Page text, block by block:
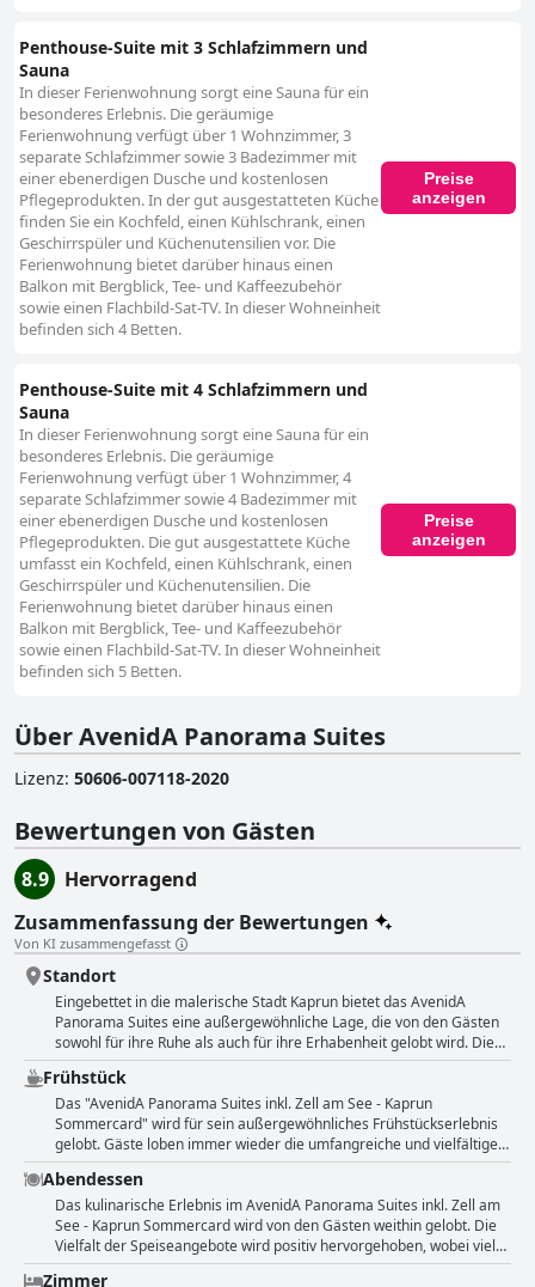
Penthouse-Suite mit 3 Schlafzimmern und
Sauna
In dieser Ferienwohnung sorgt eine Sauna für ein
besonderes Erlebnis. Die geräumige
Ferienwohnung verfügt über 1 Wohnzimmer, 3
separate Schlafzimmer sowie 3 Badezimmer mit
einer ebenerdigen Dusche und kostenlosen
Pflegeprodukten. In der gut ausgestatteten Küche
finden Sie ein Kochfeld, einen Kühlschrank, einen
Geschirrspüler und Küchenutensilien vor. Die
Ferienwohnung bietet darüber hinaus einen
Balkon mit Bergblick, Tee- und Kaffeezubehör
sowie einen Flachbild-Sat-TV. In dieser Wohneinheit
befinden sich 4 Betten.
Preise
anzeigen
Penthouse-Suite mit 4 Schlafzimmern und
Sauna
In dieser Ferienwohnung sorgt eine Sauna für ein
besonderes Erlebnis. Die geräumige
Ferienwohnung verfügt über 1 Wohnzimmer, 4
separate Schlafzimmer sowie 4 Badezimmer mit
einer ebenerdigen Dusche und kostenlosen
Pflegeprodukten. Die gut ausgestattete Küche
umfasst ein Kochfeld, einen Kühlschrank, einen
Geschirrspüler und Küchenutensilien. Die
Ferienwohnung bietet darüber hinaus einen
Balkon mit Bergblick, Tee- und Kaffeezubehör
sowie einen Flachbild-Sat-TV. In dieser Wohneinheit
befinden sich 5 Betten.
Preise
anzeigen
Über AvenidA Panorama Suites
Lizenz: 50606-007118-2020
Bewertungen von Gästen
8.9
Hervorragend
Zusammenfassung der Bewertungen
Von KI zusammengefasst
Standort
Eingebettet in die malerische Stadt Kaprun bietet das AvenidA
Panorama Suites eine außergewöhnliche Lage, die von den Gästen
sowohl für ihre Ruhe als auch für ihre Erhabenheit gelobt wird. Die
Lage des Hotels bietet einen atemberaubenden Blick auf die
Kitzsteinhorn-Gipfel und eine ruhige Umgebung, die perfekt für
einen entspannenden Urlaub ist. Das Hotel liegt etwas außerhalb
des belebten Touristenzentrums von Zell am See und bietet eine
friedliche Flucht und bleibt gleichzeitig in der Nähe der wichtigsten
Attraktionen und Annehmlichkeiten. Die Gäste loben die Nähe des
Hotels zum Kapruner Fluss, zu lokalen Lebensmittelgeschäften und
einer Reihe arabischer Restaurants und Geschäfte, die alle bequem
zu Fuß erreichbar sind. Bemerkenswert ist, dass die Lage ein
ausgezeichneter Ausgangspunkt für Skiabenteuer ist, mit bequemen
Shuttle-Services zu den Pisten und einem nahegelegenen Skilift. Die
Frühstück
Das "AvenidA Panorama Suites inkl. Zell am See - Kaprun
Sommercard" wird für sein außergewöhnliches Frühstückserlebnis
gelobt. Gäste loben immer wieder die umfangreiche und vielfältige
Auswahl und heben die Frische, den köstlichen Geschmack und die
durchdachte Präsentation der Speisen hervor. Das Frühstücksbuffet
bietet eine große Vielfalt an Gerichten, darunter frisch zubereitete
Eierspeisen, Waffeln und einen Smoothie-Maker, um sicherzustellen,
dass für jeden Geschmack etwas dabei ist. Die Einbeziehung eines
Entsafters und frisch gebackener Backwaren trägt zum Gourmet-
Abendessen
Das kulinarische Erlebnis im AvenidA Panorama Suites inkl. Zell am
See - Kaprun Sommercard wird von den Gästen weithin gelobt. Die
Vielfalt der Speiseangebote wird positiv hervorgehoben, wobei viele
die köstlichen und gut zubereiteten Abendessen betonen, die
Zimmer